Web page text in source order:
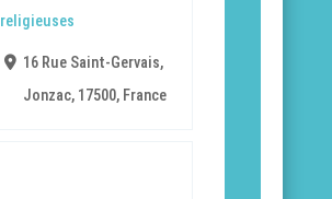
religieuses
16 Rue Saint-Gervais,
Jonzac, 17500, France